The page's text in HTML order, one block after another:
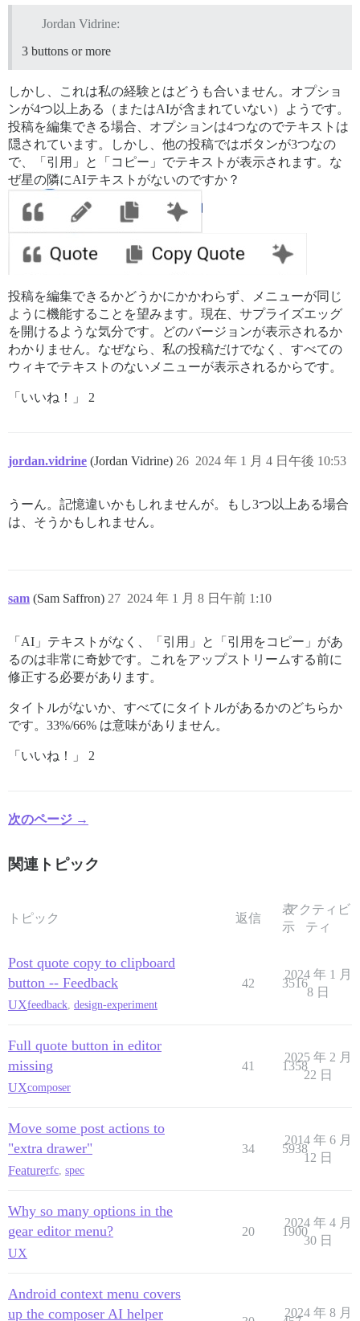
Jordan Vidrine:
3 buttons or more
しかし、これは私の経験とはどうも合いません。オプショ
ンが4つ以上ある（またはAIが含まれていない）ようです。
投稿を編集できる場合、オプションは4つなのでテキストは
隠されています。しかし、他の投稿ではボタンが3つなの
で、「引用」と「コピー」でテキストが表示されます。な
ぜ星の隣にAIテキストがないのですか？
投稿を編集できるかどうかにかかわらず、メニューが同じ
ように機能することを望みます。現在、サプライズエッグ
を開けるような気分です。どのバージョンが表示されるか
わかりません。なぜなら、私の投稿だけでなく、すべての
ウィキでテキストのないメニューが表示されるからです。
「いいね！」 2
jordan.vidrine (Jordan Vidrine) 2024 年 1 月 4 日午後 10:53
26
うーん。記憶違いかもしれませんが。もし3つ以上ある場合
は、そうかもしれません。
sam (Sam Saffron) 2024 年 1 月 8 日午前 1:10
27
「AI」テキストがなく、「引用」と「引用をコピー」があ
るのは非常に奇妙です。これをアップストリームする前に
修正する必要があります。
タイトルがないか、すべてにタイトルがあるかのどちらか
です。33%/66% は意味がありません。
「いいね！」 2
次のページ →
関連トピック
トピック 返信
表
示
アクティビ
ティ
Post quote copy to clipboard
button -- Feedback
UXfeedback, design-experiment
42 3516
2024 年 1 月
8 日
Full quote button in editor
missing
UXcomposer
41 1358
2025 年 2 月
22 日
Move some post actions to
"extra drawer"
Featurerfc, spec
34 5938
2014 年 6 月
12 日
Why so many options in the
gear editor menu?
UX
20 1900
2024 年 4 月
30 日
Android context menu covers
up the composer AI helper
2024 年 8 月